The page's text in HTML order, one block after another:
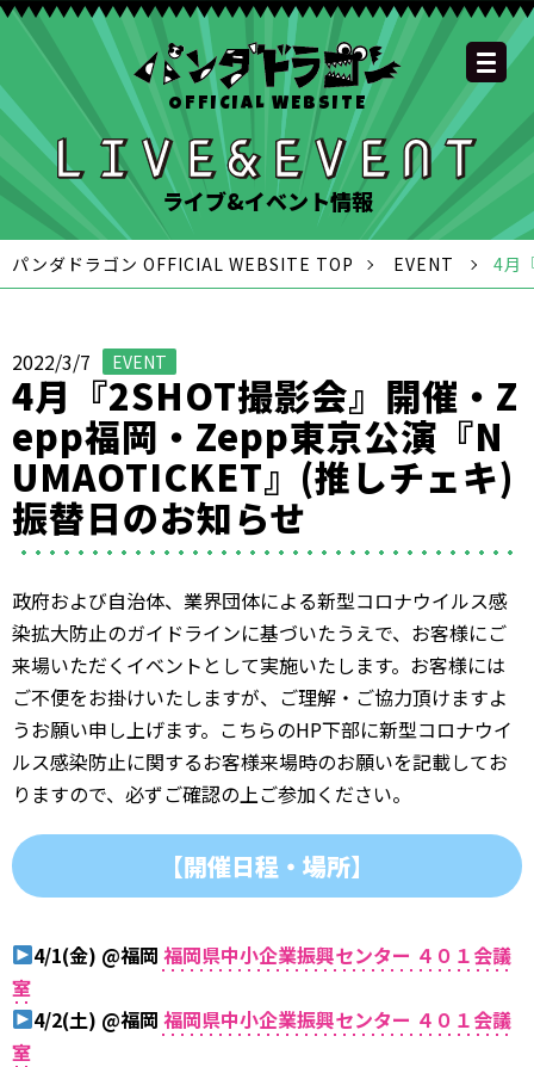
OFFICIAL WEBSITEOFFICIAL SITE TOP
NEWS MEMBER
SCHEDULE DISCOGRAPHY
GOODS
FAQ CONTACT
YOUTUBE
CHANNEL
INSTAGRAM
OFFICIAL
TWITTER
OFFICIAL LINE
ACCOUNT
OFFICIAL
TIKTOK
ライブ&イベント情報
パンダドラゴン OFFICIAL WEBSITE TOP EVENT 4月
2022/3/7 EVENT
4月『2SHOT撮影会』開催・Z
epp福岡・Zepp東京公演『N
UMAOTICKET』(推しチェキ)
振替日のお知らせ
政府および自治体、業界団体による新型コロナウイルス感
染拡大防止のガイドラインに基づいたうえで、お客様にご
来場いただくイベントとして実施いたします。お客様には
ご不便をお掛けいたしますが、ご理解・ご協力頂けますよ
うお願い申し上げます。こちらのHP下部に新型コロナウイ
ルス感染防止に関するお客様来場時のお願いを記載してお
りますので、必ずご確認の上ご参加ください。
【開催日程・場所】
4/1(金) @福岡 福岡県中小企業振興センター ４０１会議
室
4/2(土) @福岡 福岡県中小企業振興センター ４０１会議
室